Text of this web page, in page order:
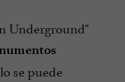
Underground"
se puede